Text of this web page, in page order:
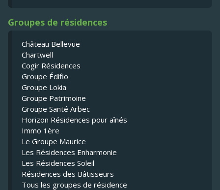
Groupes de résidences
Château Bellevue
Chartwell
Cogir Résidences
Groupe Édifio
Groupe Lokia
Groupe Patrimoine
Groupe Santé Arbec
Horizon Résidences pour aînés
Immo 1ère
Le Groupe Maurice
Les Résidences Enharmonie
Les Résidences Soleil
Résidences des Bâtisseurs
Tous les groupes de résidence